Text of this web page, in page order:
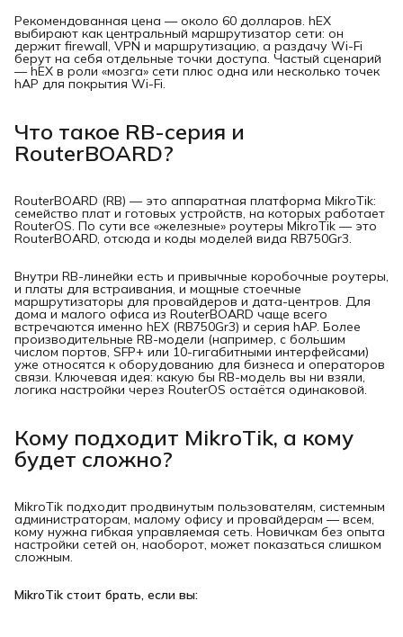
Рекомендованная цена — около 60 долларов. hEX
выбирают как центральный маршрутизатор сети: он
держит firewall, VPN и маршрутизацию, а раздачу Wi-Fi
берут на себя отдельные точки доступа. Частый сценарий
— hEX в роли «мозга» сети плюс одна или несколько точек
hAP для покрытия Wi-Fi.
Что такое RB-серия и
RouterBOARD?
RouterBOARD (RB) — это аппаратная платформа MikroTik:
семейство плат и готовых устройств, на которых работает
RouterOS. По сути все «железные» роутеры MikroTik — это
RouterBOARD, отсюда и коды моделей вида RB750Gr3.
Внутри RB-линейки есть и привычные коробочные роутеры,
и платы для встраивания, и мощные стоечные
маршрутизаторы для провайдеров и дата-центров. Для
дома и малого офиса из RouterBOARD чаще всего
встречаются именно hEX (RB750Gr3) и серия hAP. Более
производительные RB-модели (например, с большим
числом портов, SFP+ или 10-гигабитными интерфейсами)
уже относятся к оборудованию для бизнеса и операторов
связи. Ключевая идея: какую бы RB-модель вы ни взяли,
логика настройки через RouterOS остаётся одинаковой.
Кому подходит MikroTik, а кому
будет сложно?
MikroTik подходит продвинутым пользователям, системным
администраторам, малому офису и провайдерам — всем,
кому нужна гибкая управляемая сеть. Новичкам без опыта
настройки сетей он, наоборот, может показаться слишком
сложным.
MikroTik стоит брать, если вы: